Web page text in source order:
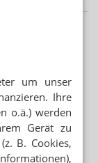
um unser
Ihre
o.ä.) werden
Gerät zu
B. Cookies,